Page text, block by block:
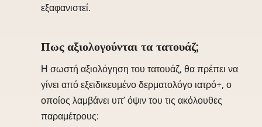
εξαφανιστεί.
Πως αξιολογούνται τα τατουάζ;
Η σωστή αξιολόγηση του τατουάζ, θα πρέπει να
γίνει από εξειδικευμένο δερματολόγο ιατρό+, ο
οποίος λαμβάνει υπ’ όψιν του τις ακόλουθες
παραμέτρους: